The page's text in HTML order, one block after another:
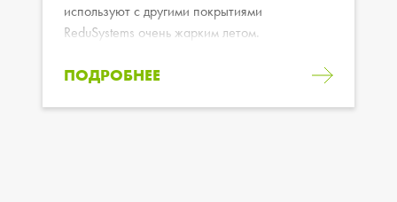
используют с другими покрытиями
ReduSystems очень жарким летом.
ПОДРОБНЕЕ